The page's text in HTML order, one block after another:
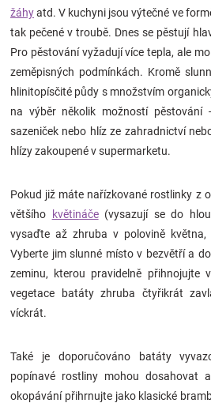
Značky
Blog
Hračkářství
Přihlášení
žáhyatd. V kuchyni jsou výtečné ve
tak pečené v troubě. Dnes se pěstují
Pro pěstování vyžadují více tepla, ale
zeměpisných podmínkách. Kromě
hlinitopísčité půdy s množstvím
na výběr několik možností pěstování
sazeniček nebo hlíz ze zahradnictví
hlízy zakoupené v supermarketu.
Pokud již máte nařízkované rostlinky z
většího
květináče(vysazují se do
vysaďte až zhruba v polovině
Vyberte jim slunné místo v bezvětří a
zeminu, kterou pravidelně přihnojujte
vegetace batáty zhruba čtyřikrát
víckrát.
Také je doporučováno batáty
popínavé rostliny mohou dosahovat
okopávání přihrnujte jako klasické